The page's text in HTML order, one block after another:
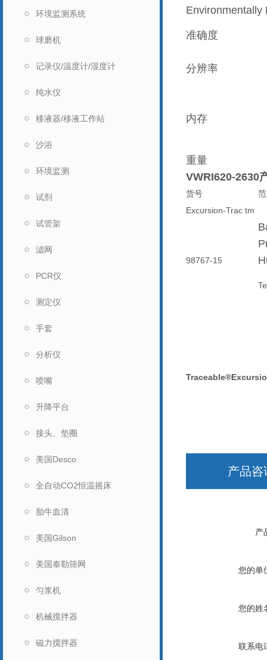
环境监测系统
球磨机
记录仪/温度计/湿度计
纯水仪
移液器/移液工作站
沙浴
环境监测
试剂
试管架
滤网
PCR仪
测定仪
手套
分析仪
喷嘴
升降平台
接头、垫圈
美国Desco
全自动CO2恒温摇床
胎牛血清
美国Gilson
美国泰勒筛网
匀浆机
机械搅拌器
磁力搅拌器
Environmentally
准确度
分辨率
内存
重量
VWRI620-2630
货号
Excursion-Trac tm
98767-15
产品咨
产
您的单
您的姓
联系电